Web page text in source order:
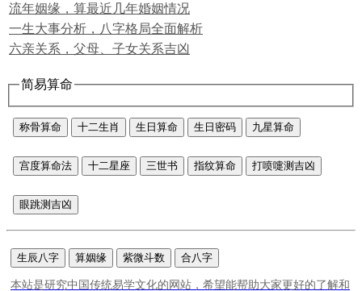
流年姻缘，算最近几年婚姻情况
一生大事分析，八字格局全面解析
六亲关系，父母、子女关系吉凶
简易算命
称骨算命 十二生肖 生日算命 生日密码 九星算命
宫度算命法 十二星座 三世书 指纹算命 打喷嚏测吉凶
眼跳测吉凶
生辰八字 算姻缘 紫微斗数 合八字
本站是研究中国传统易学文化的网站，希望能帮助大家更好的了解和